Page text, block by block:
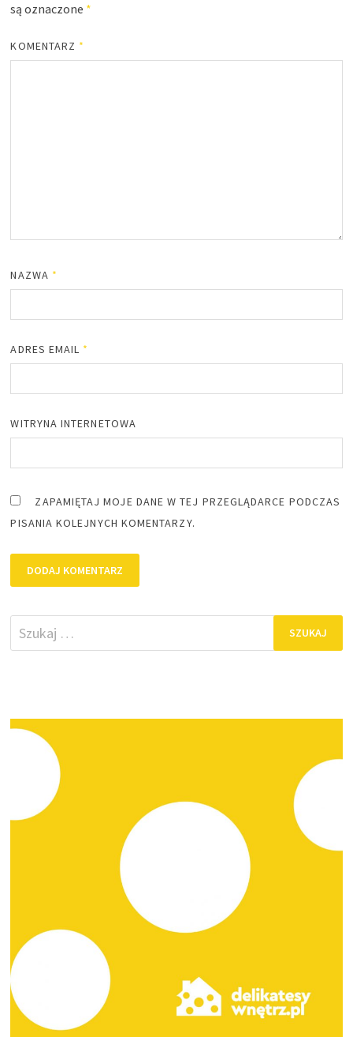
są oznaczone *
KOMENTARZ *
NAZWA *
ADRES EMAIL *
WITRYNA INTERNETOWA
ZAPAMIĘTAJ MOJE DANE W TEJ PRZEGLĄDARCE PODCZAS
PISANIA KOLEJNYCH KOMENTARZY.
Szukaj: